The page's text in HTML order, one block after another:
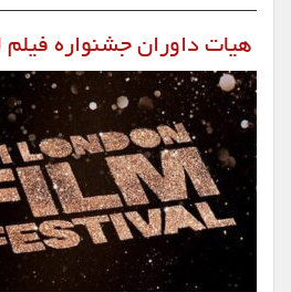
هیات داوران جشنواره